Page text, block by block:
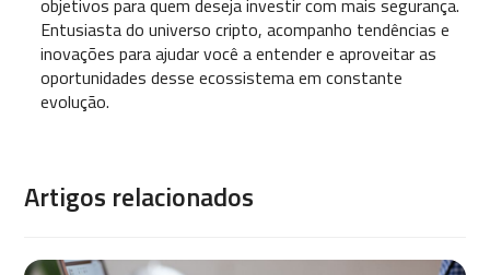
Entusiasta do universo cripto, acompanho tendências e
inovações para ajudar você a entender e aproveitar as
oportunidades desse ecossistema em constante
evolução.
Artigos relacionados